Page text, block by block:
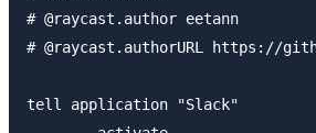
# @raycast.author eetann
# @raycast.authorURL https://
tell application "Slack"